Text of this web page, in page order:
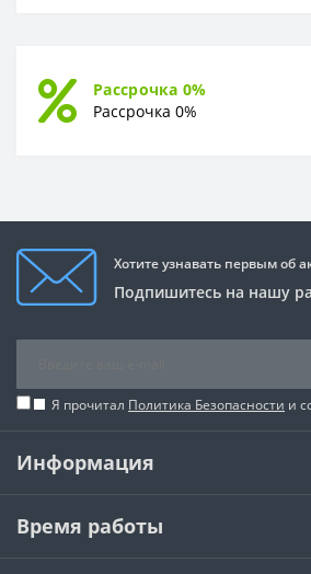
Рассрочка 0%
Рассрочка 0%
Хотите узнавать первым об
Подпишитесь на нашу
Я прочитал Политика Безопасности и
Информация
Время работы